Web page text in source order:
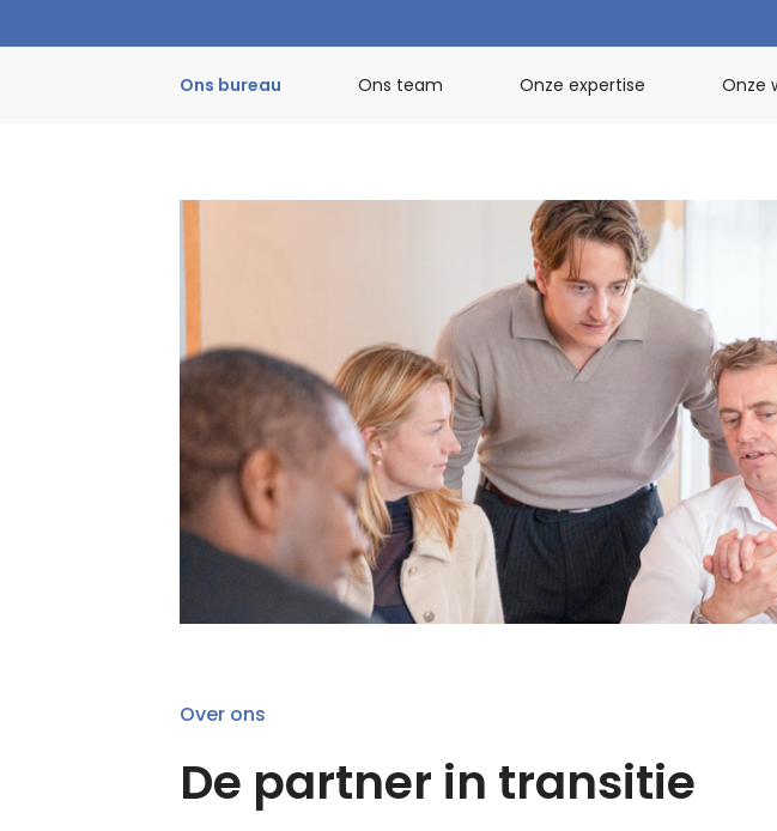
Ons bureau Ons team Onze expertise Onze
Over ons
De partner in transitie